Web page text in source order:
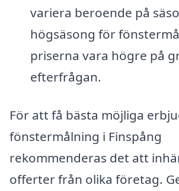
variera beroende på
högsäsong för
priserna vara högre på
efterfrågan.
För att få bästa möjliga
fönstermålning i Finspång
rekommenderas det att
offerter från olika företag.